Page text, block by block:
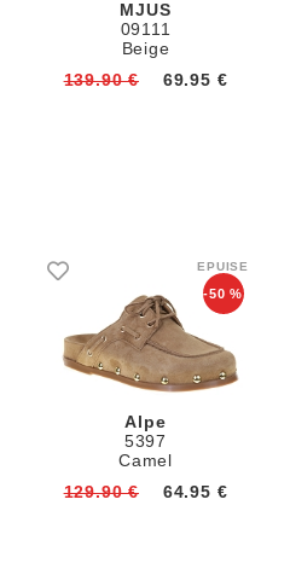
MJUS
09111
Beige
139.90 €
69.95 €
-50 %
Alpe
5397
Camel
129.90 €
64.95 €